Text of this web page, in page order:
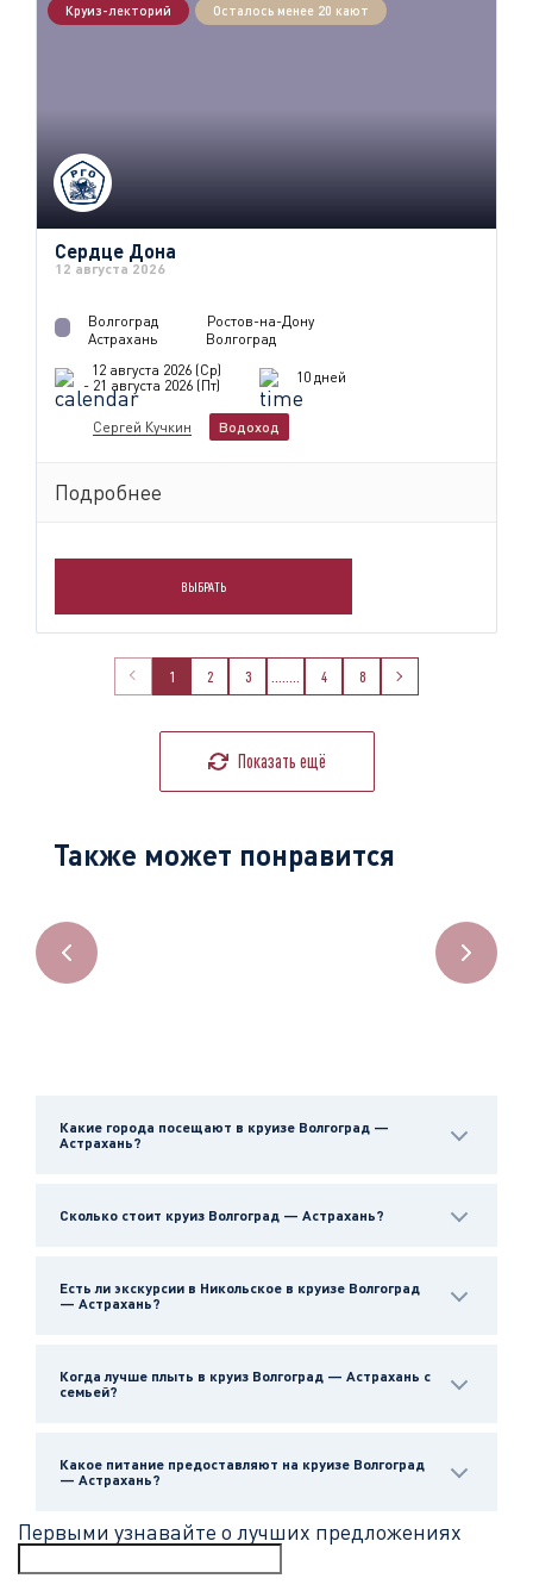
Круиз-лекторий Осталось менее 20 кают
Сердце Дона
12 августа 2026
Волгоград
Ростов-на-Дону
Астрахань
Волгоград
12 августа 2026 (Ср)
- 21 августа 2026 (Пт)
10 дней
Сергей Кучкин Водоход
Подробнее
ВЫБРАТЬ
1 2 3 4 8
Показать ещё
Также может понравится
Какие города посещают в круизе Волгоград —
Астрахань?
Сколько стоит круиз Волгоград — Астрахань?
Есть ли экскурсии в Никольское в круизе Волгоград
— Астрахань?
Когда лучше плыть в круиз Волгоград — Астрахань с
семьей?
Какое питание предоставляют на круизе Волгоград
— Астрахань?
Первыми узнавайте о лучших предложениях